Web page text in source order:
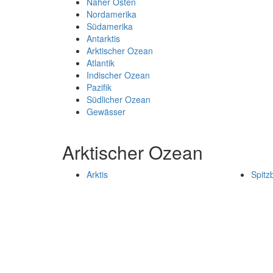
Nordamerika
Südamerika
Antarktis
Arktischer Ozean
Atlantik
Indischer Ozean
Pazifik
Südlicher Ozean
Gewässer
Arktischer Ozean
Arktis